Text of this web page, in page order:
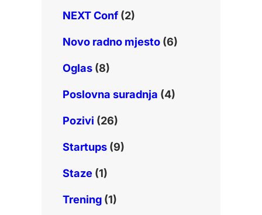
NEXT Conf(2)
Novo radno mjesto(6)
Oglas(8)
Poslovna suradnja (4)
Pozivi (26)
Startups(9)
Staze(1)
Trening(1)